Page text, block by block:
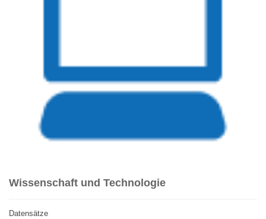
Wissenschaft und Technologie
Datensätze